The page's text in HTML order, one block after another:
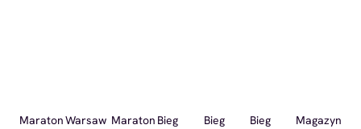
MaratonWarsaw Maraton Bieg
Bieg
Bieg
Magazyn